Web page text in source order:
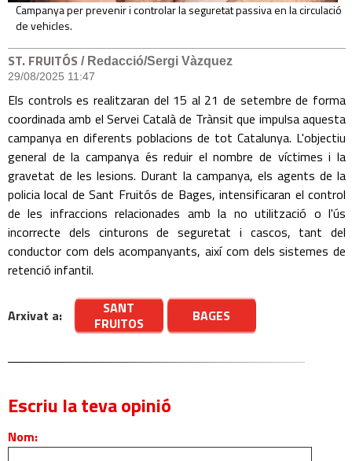
Campanya per prevenir i controlar la seguretat passiva en la circulació
de vehicles.
ST. FRUITÓS / Redacció/Sergi Vàzquez
29/08/2025 11:47
Els controls es realitzaran del 15 al 21 de setembre de forma
coordinada amb el Servei Català de Trànsit que impulsa aquesta
campanya en diferents poblacions de tot Catalunya. L'objectiu
general de la campanya és reduir el nombre de víctimes i la
gravetat de les lesions. Durant la campanya, els agents de la
policia local de Sant Fruitós de Bages, intensificaran el control
de les infraccions relacionades amb la no utilització o l'ús
incorrecte dels cinturons de seguretat i cascos, tant del
conductor com dels acompanyants, així com dels sistemes de
retenció infantil.
Arxivat a:
SANT
FRUITOS
BAGES
Escriu la teva opinió
Nom: